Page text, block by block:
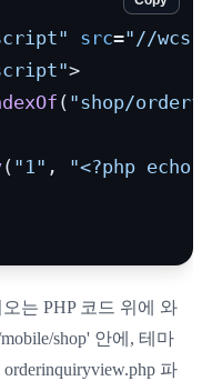
src="//
>
( "shop/
( "1" , "<?php
는 PHP 코드 위에 와
shop' 안에, 테마
파